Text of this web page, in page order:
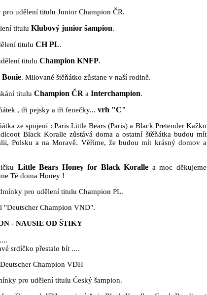
udělení titulu Junior Champion ČR.
titulu Klubový junior šampion.
titulu CH PL.
titulu Champion KNFP.
Bonie. Milované štěňátko zůstane v naší rodině.
titulu Champion ČR a Interchampion.
, tři pejsky a tři fenečky... vrh "C"
ze spojení : Paris Little Bears (Paris) a Black Pretender Kažko
Black Koralle zůstává doma a ostatní štěňátka budou mít
Polsku a na Moravě. Věříme, že budou mít krásný domov a
Little Bears Honey for Black Koralle a moc děkujeme
Tě doma Honey !
pro udělení titulu Champion PL.
"Deutscher Champion VND".
- NAUSIE OD ŠTIKY
srdíčko přestalo bít ....
Champion VDH
pro udělení titulu Český šampion.